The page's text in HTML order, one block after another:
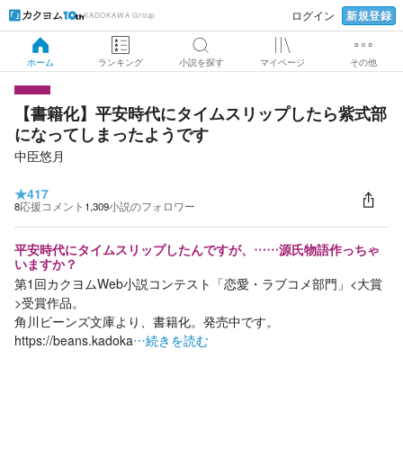
KADOKAWA Group ログイン 新規登録
ホーム ランキング 小説を探す マイページ その他
【書籍化】平安時代にタイムスリップしたら紫式部
になってしまったようです
中臣悠月
★417
8応援コメント 1,309小説のフォロワー
平安時代にタイムスリップしたんですが、……源氏物語作っちゃ
いますか？
第1回カクヨムWeb小説コンテスト「恋愛・ラブコメ部門」<大賞
>受賞作品。
角川ビーンズ文庫より、書籍化。発売中です。
https://beans.kadoka…続きを読む